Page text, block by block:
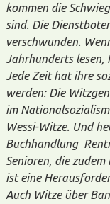
kommen die
sind. Die
verschwunden.
Jahrhunderts lesen,
Jede Zeit hat ihre
werden: Die
im
Wessi-Witze. Und
Buchhandlung
Senioren, die
ist eine
Auch Witze über